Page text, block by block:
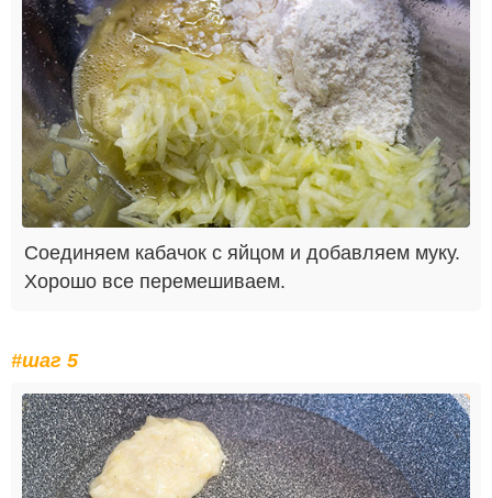
Соединяем кабачок с яйцом и добавляем муку.
Хорошо все перемешиваем.
#шаг 5